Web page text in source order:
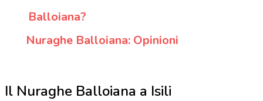
Balloiana?
Nuraghe Balloiana: Opinioni
Il Nuraghe Balloiana a Isili